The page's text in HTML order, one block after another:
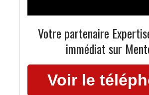
Votre partenaire
immédiat sur